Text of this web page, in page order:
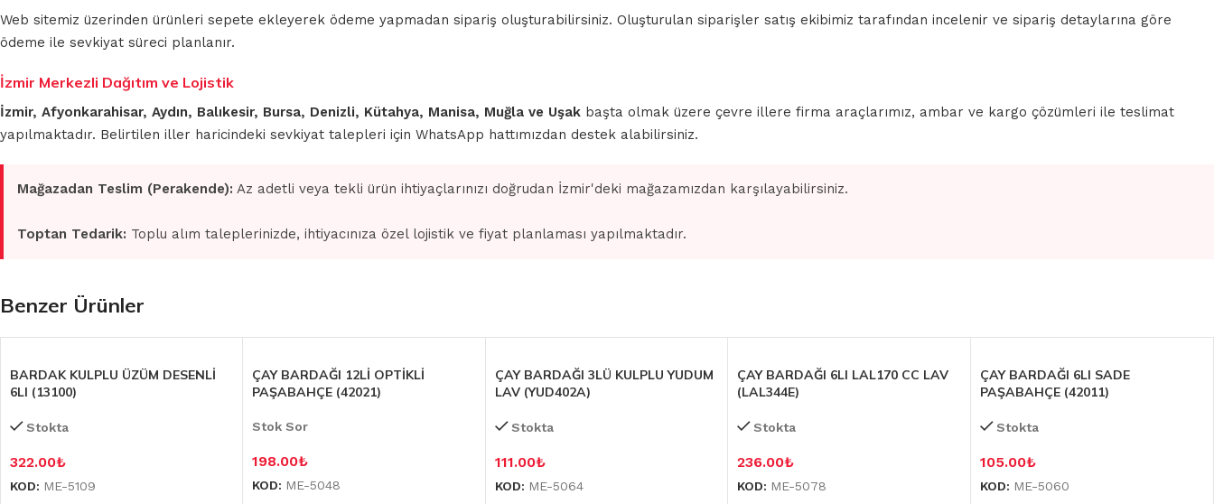
Web sitemiz üzerinden ürünleri sepete ekleyerek ödeme yapmadan sipariş oluşturabilirsiniz. Oluşturulan siparişler satış ekibimiz tarafından incelenir ve sipariş detaylarına göre
ödeme ile sevkiyat süreci planlanır.
İzmir Merkezli Dağıtım ve Lojistik
İzmir, Afyonkarahisar, Aydın, Balıkesir, Bursa, Denizli, Kütahya, Manisa, Muğla ve Uşak başta olmak üzere çevre illere firma araçlarımız, ambar ve kargo çözümleri ile teslimat
yapılmaktadır. Belirtilen iller haricindeki sevkiyat talepleri için WhatsApp hattımızdan destek alabilirsiniz.
Mağazadan Teslim (Perakende): Az adetli veya tekli ürün ihtiyaçlarınızı doğrudan İzmir'deki mağazamızdan karşılayabilirsiniz.
Toptan Tedarik: Toplu alım taleplerinizde, ihtiyacınıza özel lojistik ve fiyat planlaması yapılmaktadır.
Benzer Ürünler
BARDAK KULPLU ÜZÜM DESENLİ
6LI (13100)
Stokta
322.00₺
KOD: ME-5109
ÇAY BARDAĞI 12Lİ OPTİKLİ
PAŞABAHÇE (42021)
Stok Sor
198.00₺
KOD: ME-5048
ÇAY BARDAĞI 3LÜ KULPLU YUDUM
LAV (YUD402A)
Stokta
111.00₺
KOD: ME-5064
ÇAY BARDAĞI 6LI LAL170 CC LAV
(LAL344E)
Stokta
236.00₺
KOD: ME-5078
ÇAY BARDAĞI 6LI SADE
PAŞABAHÇE (42011)
Stokta
105.00₺
KOD: ME-5060